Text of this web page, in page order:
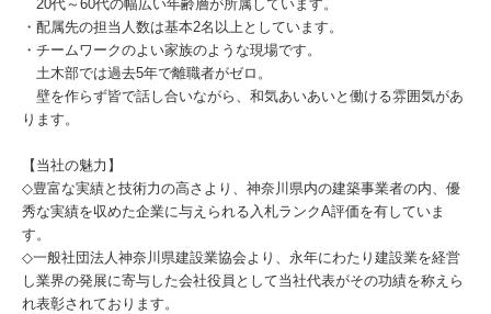
20代～60代の幅広い年齢層が所属しています。
・配属先の担当人数は基本2名以上としています。
・チームワークのよい家族のような現場です。
土木部では過去5年で離職者がゼロ。
壁を作らず皆で話し合いながら、和気あいあいと働ける雰囲気があ
ります。
【当社の魅力】
◇豊富な実績と技術力の高さより、神奈川県内の建築事業者の内、優
秀な実績を収めた企業に与えられる入札ランクA評価を有していま
す。
◇一般社団法人神奈川県建設業協会より、永年にわたり建設業を経営
し業界の発展に寄与した会社役員として当社代表がその功績を称えら
れ表彰されております。